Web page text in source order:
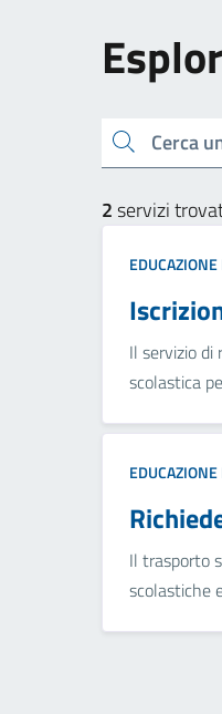
Cerca una parola chiave
2servizi
Il servizio di
scolastica
Il trasporto
scolastiche